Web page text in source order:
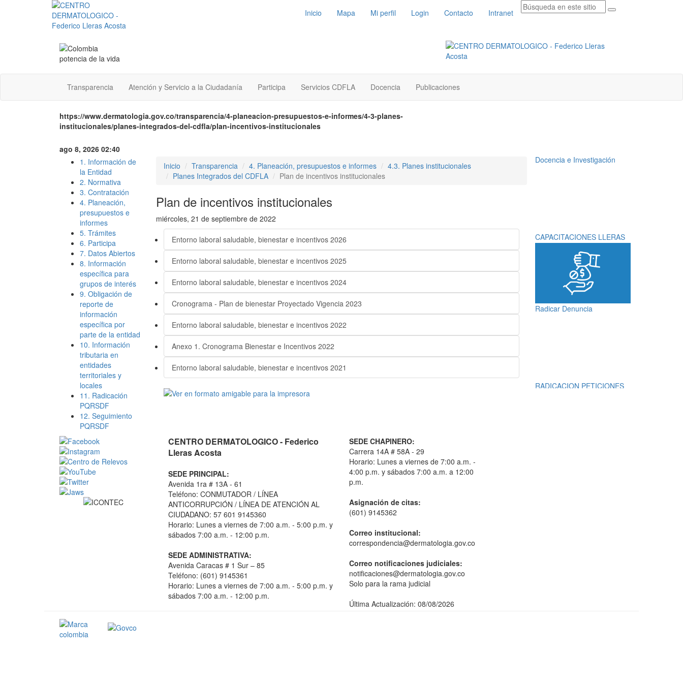
Inicio Mapa Mi perfil Login Contacto Intranet
Transparencia Atención y Servicio a la Ciudadanía Participa Servicios CDFLA Docencia Publicaciones
https://www.dermatologia.gov.co/transparencia/4-planeacion-presupuestos-e-informes/4-3-planes-
institucionales/planes-integrados-del-cdfla/plan-incentivos-institucionales
ago 8, 2026 02:40
1. Información de
la Entidad
2. Normativa
3. Contratación
4. Planeación,
presupuestos e
informes
5. Trámites
6. Participa
7. Datos Abiertos
8. Información
específica para
grupos de interés
9. Obligación de
reporte de
información
específica por
parte de la entidad
10. Información
tributaria en
entidades
territoriales y
locales
11. Radicación
PQRSDF
12. Seguimiento
PQRSDF
Inicio Transparencia 4. Planeación, presupuestos e informes
4.3. Planes institucionales
Planes Integrados del CDFLA
Plan de incentivos institucionales
Plan de incentivos institucionales
miércoles, 21 de septiembre de 2022
Entorno laboral saludable, bienestar e incentivos 2026
Entorno laboral saludable, bienestar e incentivos 2025
Entorno laboral saludable, bienestar e incentivos 2024
Cronograma - Plan de bienestar Proyectado Vigencia 2023
Entorno laboral saludable, bienestar e incentivos 2022
Anexo 1. Cronograma Bienestar e Incentivos 2022
Entorno laboral saludable, bienestar e incentivos 2021
RADICACION ORFEO
Docencia e Investigación
CAPACITACIONES LLERAS
Radicar Denuncia
RADICACION PETICIONES
CENTRO DERMATOLOGICO - Federico
Lleras Acosta
SEDE PRINCIPAL:
Avenida 1ra # 13A - 61
Teléfono: CONMUTADOR / LÍNEA
ANTICORRUPCIÓN / LÍNEA DE ATENCIÓN AL
CIUDADANO: 57 601 9145360
Horario: Lunes a viernes de 7:00 a.m. - 5:00 p.m. y
sábados 7:00 a.m. - 12:00 p.m.
SEDE ADMINISTRATIVA:
Avenida Caracas # 1 Sur – 85
Teléfono: (601) 9145361
Horario: Lunes a viernes de 7:00 a.m. - 5:00 p.m. y
sábados 7:00 a.m. - 12:00 p.m.
SEDE CHAPINERO:
Carrera 14A # 58A - 29
Horario: Lunes a viernes de 7:00 a.m. -
4:00 p.m. y sábados 7:00 a.m. a 12:00
p.m.
Asignación de citas:
(601) 9145362
Correo institucional:
correspondencia@dermatologia.gov.co
Correo notificaciones judiciales:
notificaciones@dermatologia.gov.co
Solo para la rama judicial
Última Actualización: 08/08/2026